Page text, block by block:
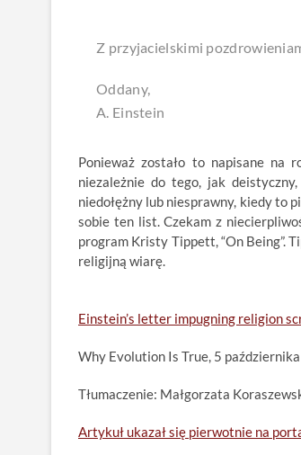
Z przyjacielskimi
Oddany,
A. Einstein
Ponieważ zostało to napisane na
niezależnie do tego, jak
niedołężny lub niesprawny, kiedy to
sobie ten list. Czekam z
program Kristy Tippett, “On Being”.
religijną wiarę.
Einstein’s letter impugning religion
Why Evolution Is True, 5
Tłumaczenie: Małgorzata
Artykuł ukazał się pierwotnie na